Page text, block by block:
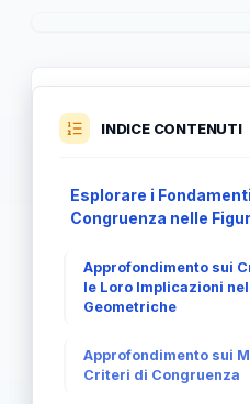
INDICE CONTENUTI
Esplorare i
Congruenza nelle
Approfondimento sui
le Loro Implicazioni
Geometriche
Approfondimento sui
Criteri di Congruenza